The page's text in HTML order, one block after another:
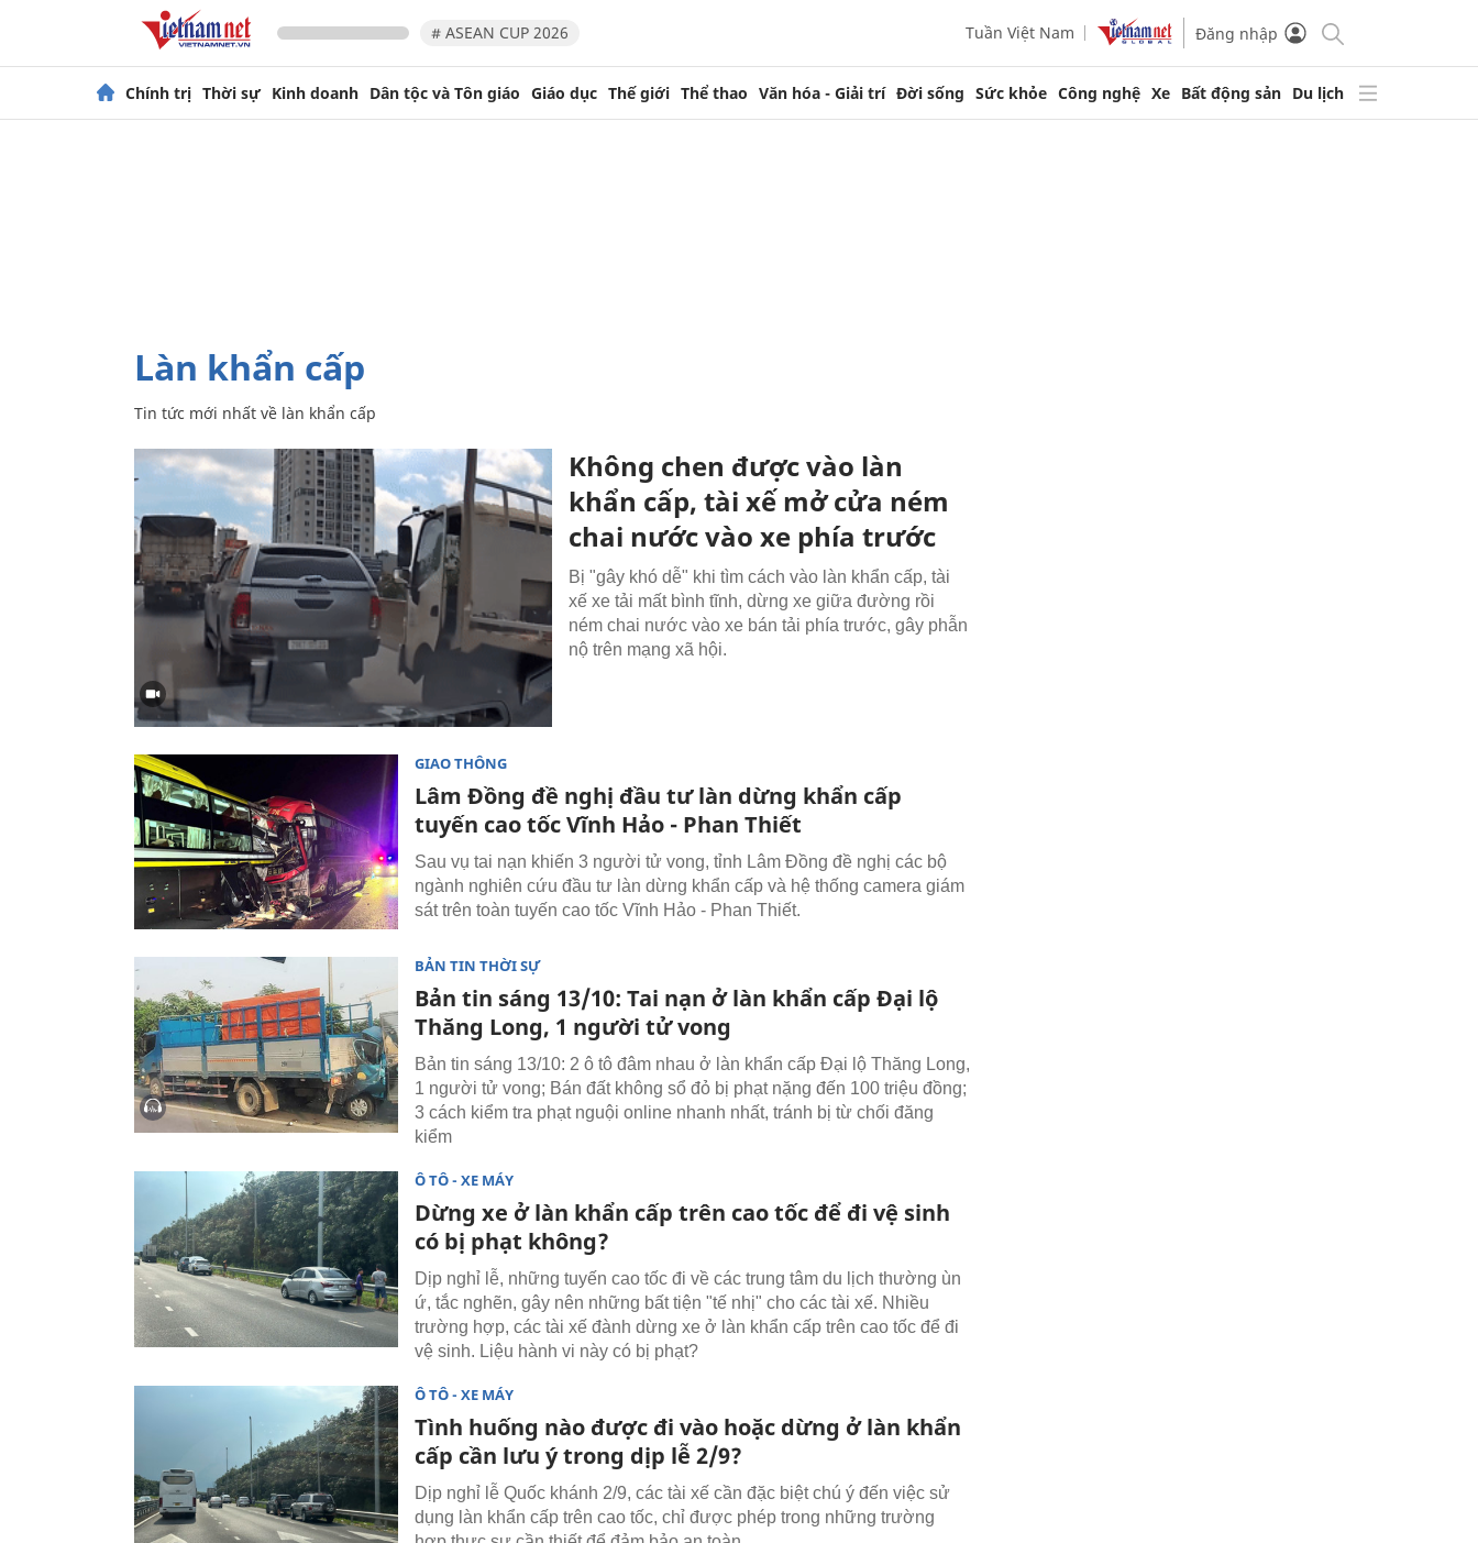
# ASEAN CUP 2026 Tuần Việt Nam Đăng nhập
Chính trị Thời sự Kinh doanh Dân tộc và Tôn giáo Giáo dục Thế giới Thể thao Văn hóa - Giải trí Đời sống Sức khỏe Công nghệ Xe Bất động sản Du lịch
làn khẩn cấp
Tin tức mới nhất về làn khẩn cấp
Không chen được vào làn
khẩn cấp, tài xế mở cửa ném
chai nước vào xe phía trước
Bị "gây khó dễ" khi tìm cách vào làn khẩn cấp, tài
xế xe tải mất bình tĩnh, dừng xe giữa đường rồi
ném chai nước vào xe bán tải phía trước, gây phẫn
nộ trên mạng xã hội.
GIAO THÔNG
Lâm Đồng đề nghị đầu tư làn dừng khẩn cấp
tuyến cao tốc Vĩnh Hảo - Phan Thiết
Sau vụ tai nạn khiến 3 người tử vong, tỉnh Lâm Đồng đề nghị các bộ
ngành nghiên cứu đầu tư làn dừng khẩn cấp và hệ thống camera giám
sát trên toàn tuyến cao tốc Vĩnh Hảo - Phan Thiết.
BẢN TIN THỜI SỰ
Bản tin sáng 13/10: Tai nạn ở làn khẩn cấp Đại lộ
Thăng Long, 1 người tử vong
Bản tin sáng 13/10: 2 ô tô đâm nhau ở làn khẩn cấp Đại lộ Thăng Long,
1 người tử vong; Bán đất không sổ đỏ bị phạt nặng đến 100 triệu đồng;
3 cách kiểm tra phạt nguội online nhanh nhất, tránh bị từ chối đăng
kiểm
Ô TÔ - XE MÁY
Dừng xe ở làn khẩn cấp trên cao tốc để đi vệ sinh
có bị phạt không?
Dịp nghỉ lễ, những tuyến cao tốc đi về các trung tâm du lịch thường ùn
ứ, tắc nghẽn, gây nên những bất tiện "tế nhị" cho các tài xế. Nhiều
trường hợp, các tài xế đành dừng xe ở làn khẩn cấp trên cao tốc để đi
vệ sinh. Liệu hành vi này có bị phạt?
Ô TÔ - XE MÁY
Tình huống nào được đi vào hoặc dừng ở làn khẩn
cấp cần lưu ý trong dịp lễ 2/9?
Dịp nghỉ lễ Quốc khánh 2/9, các tài xế cần đặc biệt chú ý đến việc sử
dụng làn khẩn cấp trên cao tốc, chỉ được phép trong những trường